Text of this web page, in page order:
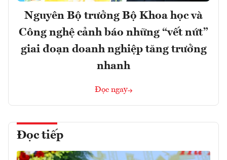
Nguyên Bộ trưởng Bộ Khoa học và
Công nghệ cảnh báo những “vết nứt”
giai đoạn doanh nghiệp tăng trưởng
nhanh
Đọc ngay
Đọc tiếp